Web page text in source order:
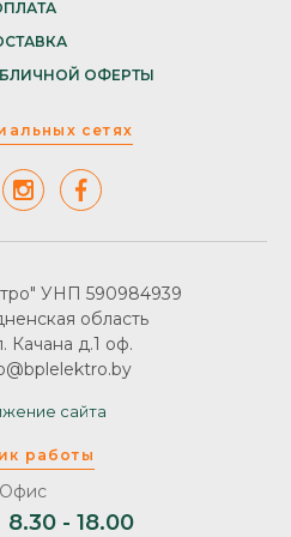
ОФЕРТЫ
сетях
работы
Офис
8.30 - 18.00
УНП 590984939
область
Качана д.1 оф.
сайта